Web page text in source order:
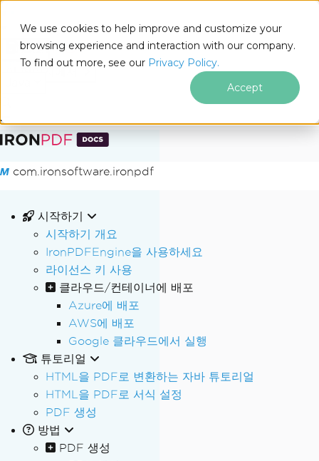
We use cookies to help improve and customize your
browsing experience and interaction with our company.
To find out more, see our Privacy Policy.
Accept
푸터 콘텐츠로 바로가기
Docs
com.ironsoftware.ironpdf
시작하기
시작하기 개요
IronPDFEngine을 사용하세요
라이선스 키 사용
클라우드/컨테이너에 배포
Azure에 배포
AWS에 배포
Google 클라우드에서 실행
튜토리얼
HTML을 PDF로 변환하는 자바 튜토리얼
HTML을 PDF로 서식 설정
PDF 생성
방법
PDF 생성